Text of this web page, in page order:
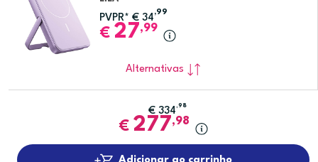
PVPR* € 34
,99
€ 27,99
Alternativas
€ 334,98
€ 277,98